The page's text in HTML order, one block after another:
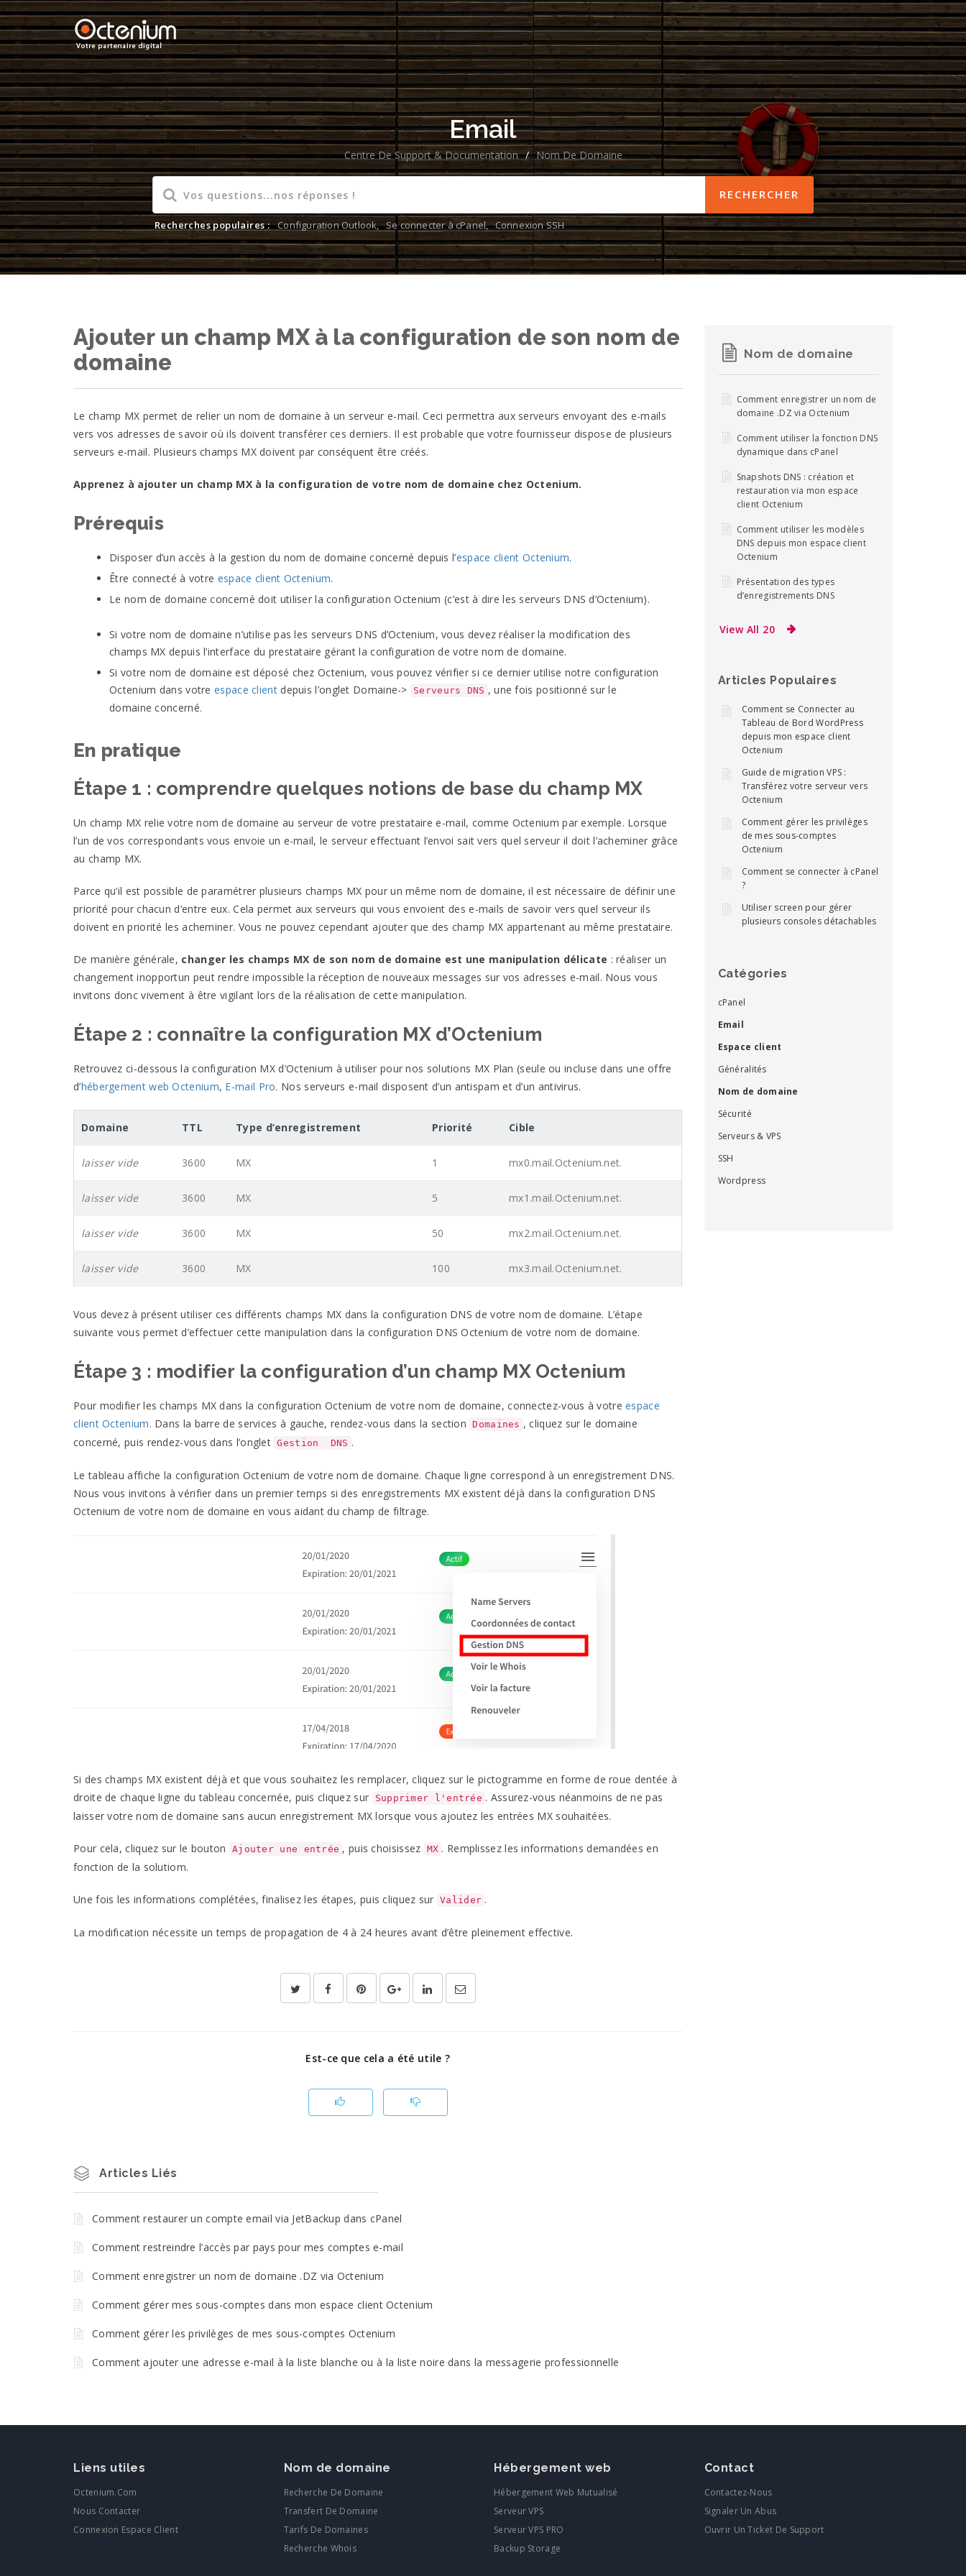
Email
Centre De Support & Documentation / Nom De Domaine
Recherches populaires : Configuration Outlook, Se connecter à cPanel, Connexion SSH
Ajouter un champ MX à la configuration de son nom de
domaine
Le champ MX permet de relier un nom de domaine à un serveur e-mail. Ceci permettra aux serveurs envoyant des e-mails
vers vos adresses de savoir où ils doivent transférer ces derniers. Il est probable que votre fournisseur dispose de plusieurs
serveurs e-mail. Plusieurs champs MXdoivent par conséquent être créés.
Apprenez à ajouter un champ MX à la configuration de votre nom de domaine chez Octenium.
Prérequis
Disposer d’un accès à la gestion du nom de domaine concerné depuis l’espace client Octenium.
Être connecté à votre espace client Octenium.
Le nom de domaine concerné doit utiliser la configuration Octenium (c’est à dire les serveurs DNS d’Octenium).
Si votre nom de domaine n’utilise pas les serveurs DNS d’Octenium, vous devez réaliser la modification des
champs MX depuis l’interface du prestataire gérant la configuration de votre nom de domaine.
Si votre nom de domaine est déposé chez Octenium, vous pouvez vérifier si ce dernier utilise notre configuration
Octenium dans votreespace clientdepuis l’onglet Domaine-> Serveurs DNS , une fois positionné sur le
domaine concerné.
En pratique
Étape 1 : comprendre quelques notions de base du champ MX
Un champ MX relie votre nom de domaine au serveur de votre prestataire e-mail, comme Octenium par exemple. Lorsque
l’un de vos correspondants vous envoie un e-mail, le serveur effectuant l’envoi sait vers quel serveur il doit l’acheminer grâce
au champ MX.
Parce qu’il est possible de paramétrer plusieurs champs MX pour un même nom de domaine, il est nécessaire de définir une
priorité pour chacun d’entre eux. Cela permet aux serveurs qui vous envoient des e-mails de savoir vers quel serveur ils
doivent en priorité les acheminer. Vous ne pouvez cependant ajouter que des champ MX appartenant au même prestataire.
De manière générale, changer les champs MX de son nom de domaine est une manipulation délicate : réaliser un
changement inopportun peut rendre impossible la réception de nouveaux messages sur vos adresses e-mail. Nous vous
invitons donc vivement à être vigilant lors de la réalisation de cette manipulation.
Étape 2 : connaître la configuration MX d’Octenium
Retrouvez ci-dessous la configuration MX d’Octenium à utiliser pour nos solutions MX Plan (seule ou incluse dans une offre
d’hébergement web Octenium, E-mail Pro. Nos serveurs e-mail disposent d’un antispam et d’un antivirus.
Domaine TTL Type d’enregistrement Priorité Cible
laisser vide 3600 MX 1 mx0.mail.Octenium.net.
laisser vide 3600 MX 5 mx1.mail.Octenium.net.
laisser vide 3600 MX 50 mx2.mail.Octenium.net.
laisser vide 3600 MX 100 mx3.mail.Octenium.net.
Vous devez à présent utiliser ces différents champs MX dans la configuration DNS de votre nom de domaine. L’étape
suivante vous permet d’effectuer cette manipulation dans la configuration DNS Octenium de votre nom de domaine.
Étape 3 : modifier la configuration d’un champ MXOctenium
Pour modifier les champs MX dans la configurationOctenium de votre nom de domaine, connectez-vous à votreespace
client Octenium. Dans la barre de services à gauche, rendez-vous dans la section Domaines , cliquez sur le domaine
concerné, puis rendez-vous dans l’onglet Gestion DNS .
Le tableau affiche la configuration Octenium de votre nom de domaine. Chaque ligne correspond à un enregistrement DNS.
Nous vous invitons à vérifier dans un premier temps si des enregistrements MX existent déjà dans la configuration DNS
Octenium de votre nom de domaine en vous aidant du champ de filtrage.
Si des champs MXexistent déjà et que vous souhaitez les remplacer, cliquez sur le pictogramme en forme de roue dentée à
droite de chaque ligne du tableau concernée, puis cliquez sur
Supprimer l'entrée . Assurez-vous néanmoins de ne pas
laisser votre nom de domaine sans aucun enregistrement MX lorsque vous ajoutez les entrées MX souhaitées.
Pour cela, cliquez sur le bouton Ajouter une entrée , puis choisissez MX . Remplissez les informations demandées en
fonction de la solutiom.
Une fois les informations complétées, finalisez les étapes, puis cliquez sur Valider .
La modification nécessite un temps de propagation de 4 à 24 heures avant d’être pleinement effective.
Est-ce que cela a été utile ?
Articles Liés
Comment restaurer un compte email via JetBackup dans cPanel
Comment restreindre l’accès par pays pour mes comptes e-mail
Comment enregistrer un nom de domaine .DZ via Octenium
Comment gérer mes sous-comptes dans mon espace client Octenium
Comment gérer les privilèges de mes sous-comptes Octenium
Comment ajouter une adresse e-mail à la liste blanche ou à la liste noire dans la messagerie professionnelle
Nom de domaine
Comment enregistrer un nom de
domaine .DZ via Octenium
Comment utiliser la fonction DNS
dynamique dans cPanel
Snapshots DNS : création et
restauration via mon espace
client Octenium
Comment utiliser les modèles
DNS depuis mon espace client
Octenium
Présentation des types
d’enregistrements DNS
View All 20
Articles Populaires
Comment se Connecter au
Tableau de Bord WordPress
depuis mon espace client
Octenium
Guide de migration VPS :
Transférez votre serveur vers
Octenium
Comment gérer les privilèges
de mes sous-comptes
Octenium
Comment se connecter à cPanel
?
Utiliser screen pour gérer
plusieurs consoles détachables
Catégories
cPanel
Email
Espace client
Généralités
Nom de domaine
Sécurité
Serveurs & VPS
SSH
Wordpress
Liens utiles
Octenium.com
Nous Contacter
Connexion Espace Client
Nom de domaine
Recherche De Domaine
Transfert De Domaine
Tarifs De Domaines
Recherche Whois
Hébergement web
Hébergement Web Mutualisé
Serveur VPS
Serveur VPS PRO
Backup Storage
Contact
Contactez-Nous
Signaler Un Abus
Ouvrir Un Ticket De Support